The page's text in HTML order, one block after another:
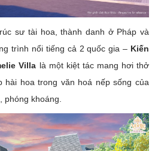
sư tài hoa, thành danh ở Pháp và
trình nổi tiếng cả 2 quốc gia – Kiến
Villa là một kiệt tác mang hơi thở
hài hoa trong văn hoá nếp sống của
phóng khoáng.